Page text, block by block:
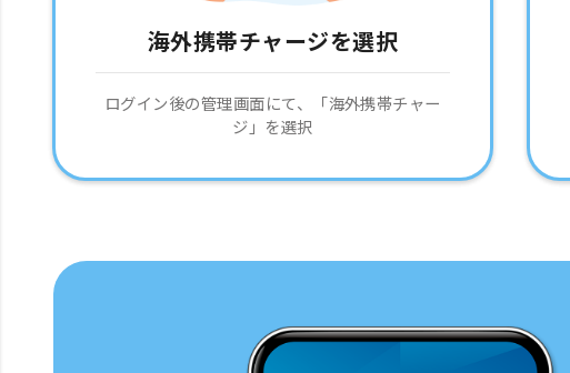
海外携帯チャージを選択
ログイン後の管理画面にて、「海外携帯チャー
ジ」を選択